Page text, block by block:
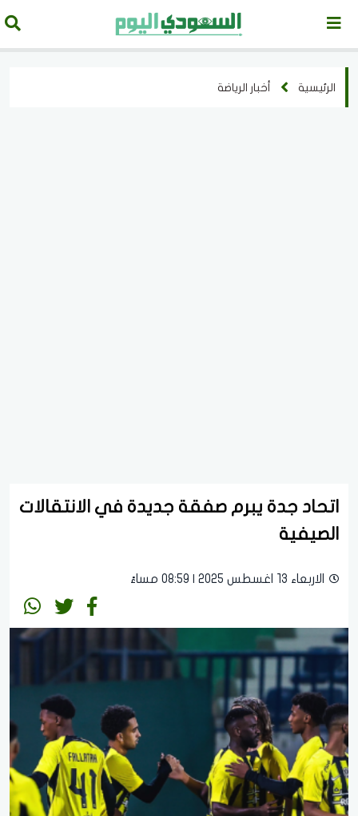
الرئيسية أخبار الرياضة
اتحاد جدة يبرم صفقة جديدة في الانتقالات
الصيفية
الاربعاء 13 اغسطس 2025 | 08:59 مساءً